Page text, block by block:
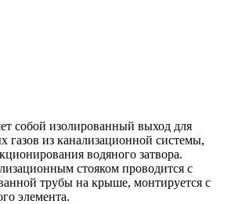
собой изолированный выход для
газов из канализационной системы,
водяного затвора.
стояком проводится с
трубы на крыше, монтируется с
элемента.